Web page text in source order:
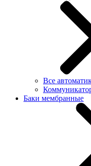
Все
Баки мембранные